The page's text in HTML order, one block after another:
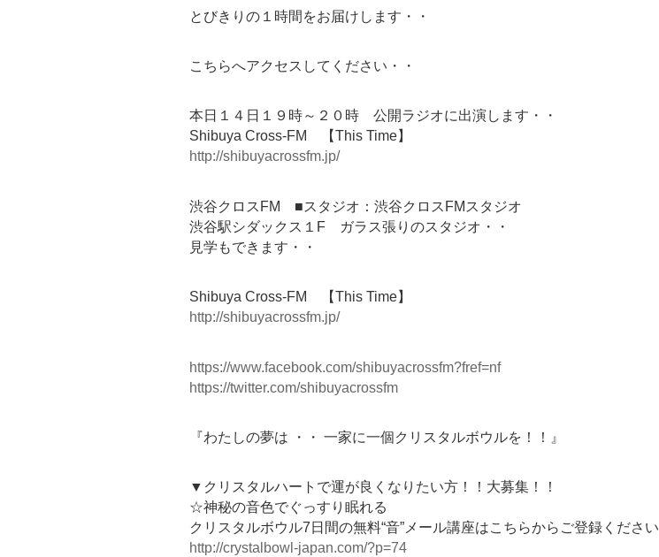
とびきりの１時間をお届けします・・
こちらへアクセスしてください・・
本日１４日１９時～２０時 公開ラジオに出演します・・
Shibuya Cross-FM 【This Time】
http://shibuyacrossfm.jp/
渋谷クロスFM ■スタジオ：渋谷クロスFMスタジオ
渋谷駅シダックス１F ガラス張りのスタジオ・・
見学もできます・・
Shibuya Cross-FM 【This Time】
http://shibuyacrossfm.jp/
https://www.facebook.com/shibuyacrossfm?fref=nf
https://twitter.com/shibuyacrossfm
『わたしの夢は ・・ 一家に一個クリスタルボウルを！！』
▼クリスタルハートで運が良くなりたい方！！大募集！！
☆神秘の音色でぐっすり眠れる
クリスタルボウル7日間の無料“音”メール講座はこちらからご登録ください
http://crystalbowl-japan.com/?p=74